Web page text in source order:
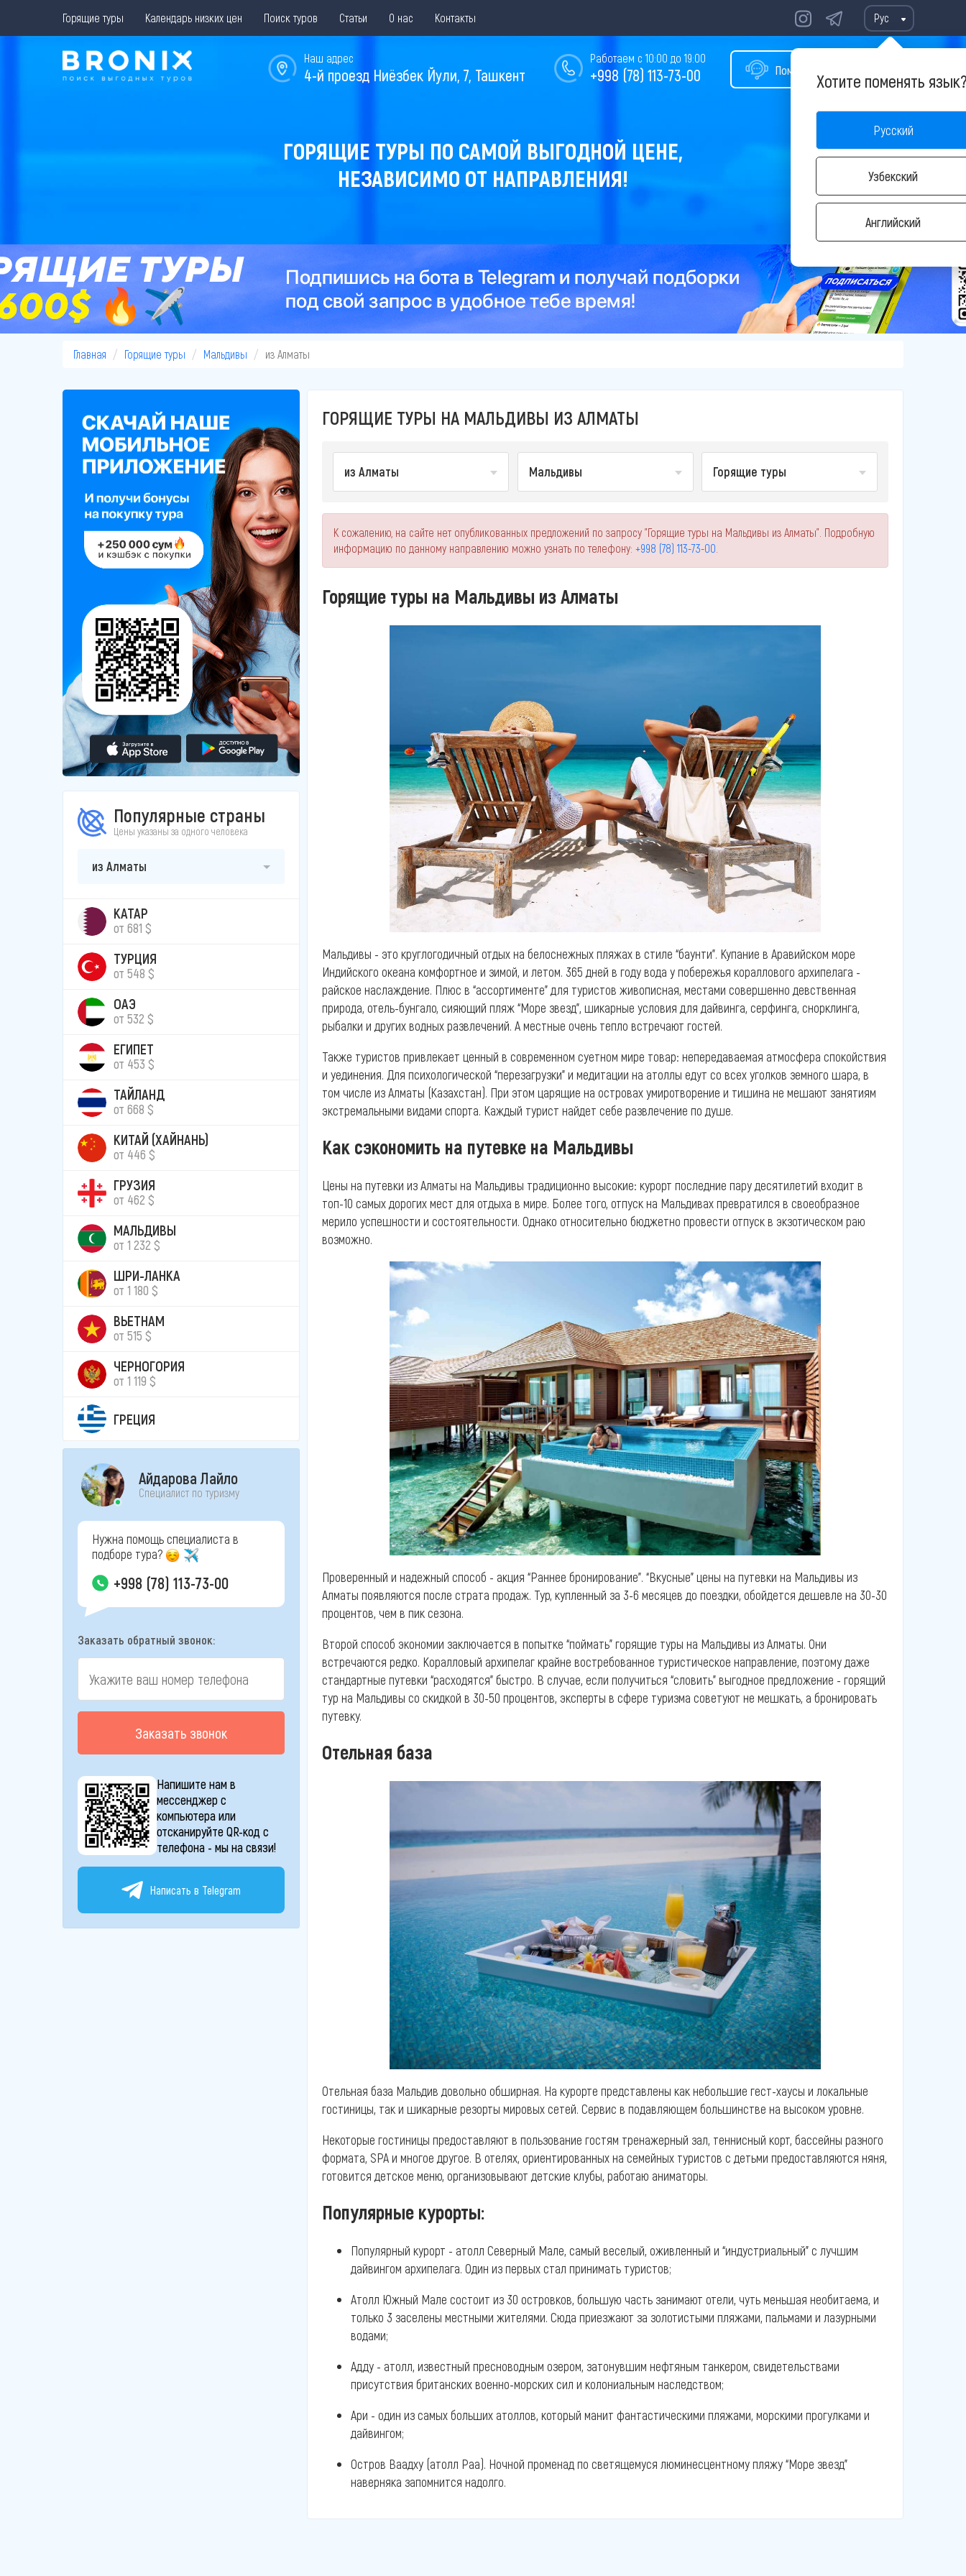
Горящие туры Календарь низких цен Поиск туров Статьи О нас Контакты Рус
Хотите поменять
Русский
Узбекский
Английский
Помощь в подборе тура
Работаем с 10:00 до 19:00
+998 (78) 113-73-00
Наш адрес
4-й проезд Ниёзбек Йули, 7, Ташкент
ГОРЯЩИЕ ТУРЫ ПО САМОЙ ВЫГОДНОЙ ЦЕНЕ,
НЕЗАВИСИМО ОТ НАПРАВЛЕНИЯ!
Главная Горящие туры Мальдивы из Алматы
Популярные страны
Цены указаны за одного человека
из Алматы
КАТАР
от 681 $
ТУРЦИЯ
от 548 $
ОАЭ
от 532 $
ЕГИПЕТ
от 453 $
ТАЙЛАНД
от 668 $
КИТАЙ (ХАЙНАНЬ)
от 446 $
ГРУЗИЯ
от 462 $
МАЛЬДИВЫ
от 1 232 $
ШРИ-ЛАНКА
от 1 180 $
ВЬЕТНАМ
от 515 $
ЧЕРНОГОРИЯ
от 1 119 $
ГРЕЦИЯ
Айдарова Лайло
Специалист по туризму
Нужна помощь специалиста в
подборе тура?
+998 (78) 113-73-00
Заказать обратный звонок:
Заказать звонок
Напишите нам в
мессенджер с
компьютера или
отсканируйте QR-код с
телефона - мы на связи!
Написать в Telegram
ГОРЯЩИЕ ТУРЫ НА МАЛЬДИВЫ ИЗ АЛМАТЫ
из Алматы Мальдивы Горящие туры
К сожалению, на сайте нет опубликованных предложений по запросу "Горящие туры на Мальдивы из Алматы". Подробную
информацию по данному направлению можно узнать по телефону: +998 (78) 113-73-00
Горящие туры на Мальдивы из Алматы
Мальдивы - это круглогодичный отдых на белоснежных пляжах в стиле “баунти”. Купание в Аравийском море
Индийского океана комфортное и зимой, и летом. 365 дней в году вода у побережья кораллового архипелага -
райское наслаждение. Плюс в “ассортименте” для туристов живописная, местами совершенно девственная
природа, отель-бунгало, сияющий пляж “Море звезд”, шикарные условия для дайвинга, серфинга, снорклинга,
рыбалки и других водных развлечений. А местные очень тепло встречают гостей.
Также туристов привлекает ценный в современном суетном мире товар: непередаваемая атмосфера спокойствия
и уединения. Для психологической “перезагрузки” и медитации на атоллы едут со всех уголков земного шара, в
том числе из Алматы (Казахстан). При этом царящие на островах умиротворение и тишина не мешают занятиям
экстремальными видами спорта. Каждый турист найдет себе развлечение по душе.
Как сэкономить на путевке на Мальдивы
Цены на путевки из Алматы на Мальдивы традиционно высокие: курорт последние пару десятилетий входит в
топ-10 самых дорогих мест для отдыха в мире. Более того, отпуск на Мальдивах превратился в своеобразное
мерило успешности и состоятельности. Однако относительно бюджетно провести отпуск в экзотическом раю
возможно.
Проверенный и надежный способ - акция “Раннее бронирование”. “Вкусные” цены на путевки на Мальдивы из
Алматы появляются после страта продаж. Тур, купленный за 3-6 месяцев до поездки, обойдется дешевле на 30-30
процентов, чем в пик сезона.
Второй способ экономии заключается в попытке “поймать” горящие туры на Мальдивы из Алматы. Они
встречаются редко. Коралловый архипелаг крайне востребованное туристическое направление, поэтому даже
стандартные путевки “расходятся” быстро. В случае, если получиться “словить” выгодное предложение - горящий
тур на Мальдивы со скидкой в 30-50 процентов, эксперты в сфере туризма советуют не мешкать, а бронировать
путевку.
Отельная база
Отельная база Мальдив довольно обширная. На курорте представлены как небольшие гест-хаусы и локальные
гостиницы, так и шикарные резорты мировых сетей. Сервис в подавляющем большинстве на высоком уровне.
Некоторые гостиницы предоставляют в пользование гостям тренажерный зал, теннисный корт, бассейны разного
формата, SPA и многое другое. В отелях, ориентированных на семейных туристов с детьми предоставляются няня,
готовится детское меню, организовывают детские клубы, работаю аниматоры.
Популярные курорты:
Популярный курорт - атолл Северный Мале, самый веселый, оживленный и “индустриальный” с лучшим
дайвингом архипелага. Один из первых стал принимать туристов;
Атолл Южный Мале состоит из 30 островков, большую часть занимают отели, чуть меньшая необитаема, и
только 3 заселены местными жителями. Сюда приезжают за золотистыми пляжами, пальмами и лазурными
водами;
Адду - атолл, известный пресноводным озером, затонувшим нефтяным танкером, свидетельствами
присутствия британских военно-морских сил и колониальным наследством;
Ари - один из самых больших атоллов, который манит фантастическими пляжами, морскими прогулками и
дайвингом;
Остров Ваадху (атолл Раа). Ночной променад по светящемуся люминесцентному пляжу “Море звезд”
наверняка запомнится надолго.